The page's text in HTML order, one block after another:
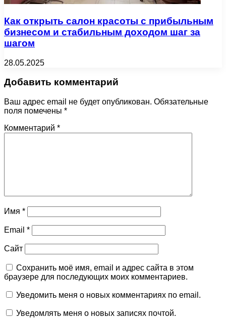
Как открыть салон красоты с прибыльным
бизнесом и стабильным доходом шаг за
шагом
28.05.2025
Добавить комментарий
Ваш адрес email не будет опубликован. Обязательные
поля помечены *
Комментарий *
Имя *
Email *
Сайт
Сохранить моё имя, email и адрес сайта в этом
браузере для последующих моих комментариев.
Уведомить меня о новых комментариях по email.
Уведомлять меня о новых записях почтой.